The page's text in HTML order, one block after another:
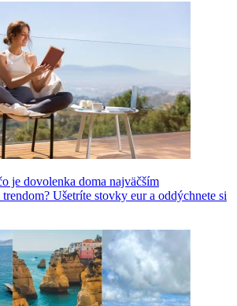
je dovolenka doma najväčším
Ušetríte stovky eur a oddýchnete si